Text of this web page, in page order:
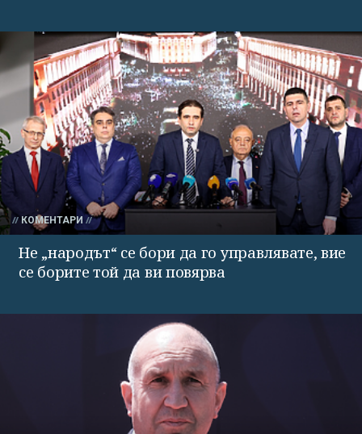
КОМЕНТАРИ
Не „народът“ се бори да го управлявате, вие
се борите той да ви повярва